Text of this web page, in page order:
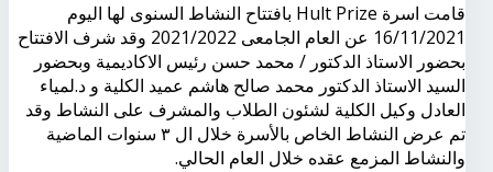
قامت اسرة Hult Prize بافتتاح النشاط السنوى لها اليوم
16/11/2021 عن العام الجامعى 2021/2022 وقد شرف الافتتاح
بحضور الاستاذ الدكتور / محمد حسن رئيس الاكاديمية وبحضور
السيد الاستاذ الدكتور محمد صالح هاشم عميد الكلية و د.لمياء
العادل وكيل الكلية لشئون الطلاب والمشرف على النشاط وقد
تم عرض النشاط الخاص بالأسرة خلال ال ٣ سنوات الماضية
والنشاط المزمع عقده خلال العام الحالي.